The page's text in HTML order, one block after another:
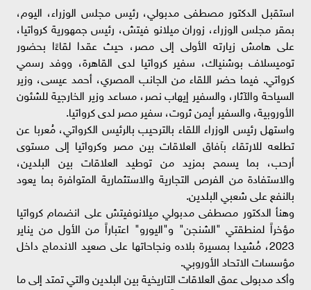
استقبل الدكتور مصطفى مدبولي، رئيس مجلس الوزراء، اليوم،
بمقر مجلس الوزراء، زوران ميلانو فيتش، رئيس جمهورية كرواتيا،
على هامش زيارته الأولى إلى مصر، حيث عقدا لقاءًا بحضور
توميسلاف بوشنياك، سفير كرواتيا لدى القاهرة، ووفد رسمي
كرواتي. فيما حضر اللقاء من الجانب المصري، أحمد عيسى، وزير
السياحة والآثار، والسفير إيهاب نصر، مساعد وزير الخارجية للشئون
الأوروبية، والسفير أيمن ثروت، سفير مصر لدى كرواتيا.
واستهل رئيس الوزراء اللقاء بالترحيب بالرئيس الكرواتي، مُعربا عن
تطلعه للارتقاء بآفاق العلاقات بين مصر وكرواتيا إلى مستوى
أرحب، بما يسمح بمزيد من توطيد العلاقات بين البلدين،
والاستفادة من الفرص التجارية والاستثمارية المتوافرة بما يعود
بالنفع على شعبي البلدين.
وهنأ الدكتور مصطفى مدبولي ميلانوفيتش على انضمام كرواتيا
مؤخراً لمنطقتي "الشنجن" و"اليورو" اعتباراً من الأول من يناير
2023، مُشيدا بمسيرة بلاده ونجاحاتها على صعيد الاندماج داخل
مؤسسات الاتحاد الأوروبي.
وأكد مدبولى عمق العلاقات التاريخية بين البلدين والتي تمتد إلى ما